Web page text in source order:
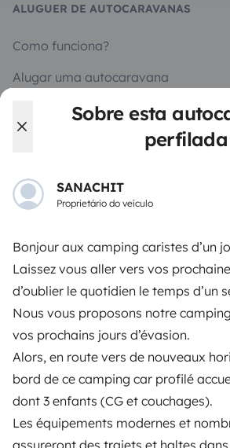
Sobre esta
perfilada
SANACHIT
Proprietário do veículo
Bonjour aux camping caristes d’un
Laissez vous aller vers vos
d’oublier le quotidien le temps d’un
Nous vous proposons notre
vos prochains jours d’évasion.
Alors, en route vers de nouveaux
bord de ce camping car profilé
dont 3 enfants (CG et couchages).
Les équipements modernes et
assureront des trajets et haltes
ALUGUER DE AUTOCARAVANAS
Como funciona?
Alugar uma autocaravana
Primeiros passos de autocaravana
Os comentários dos nossos
Criar um anúncio
Contrato de aluguer
Seguro de aluguer
Assistências de aluguer
Ajuda proprietário